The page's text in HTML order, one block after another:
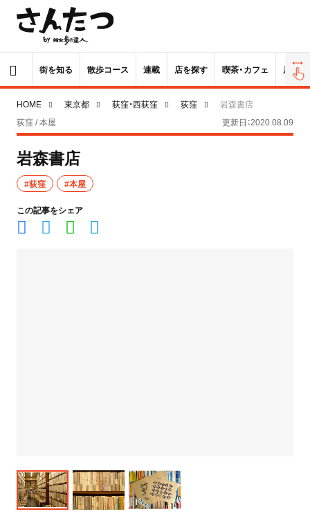
街を知る 散歩コース 連載 店を探す 喫茶・カフェ 居酒屋
HOME 東京都 荻窪・西荻窪 荻窪
岩森書店
荻窪 / 本屋
更新日：2020.08.09
岩森書店
#荻窪 #本屋
この記事をシェア